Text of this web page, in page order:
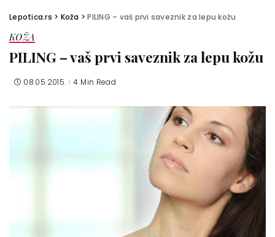
Lepotica.rs > Koža >PILING – vaš prvi saveznik za lepu kožu
KOŽA
PILING – vaš prvi saveznik za lepu kožu
08.05.2015. 4 Min Read